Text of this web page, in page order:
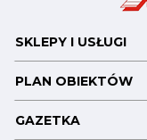
SKLEPY I USŁUGI
PLAN OBIEKTÓW
GAZETKA